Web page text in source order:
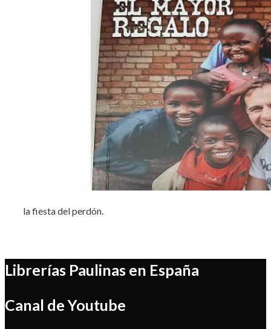
la fiesta del perdón.
Librerías Paulinas en España
Canal de Youtube